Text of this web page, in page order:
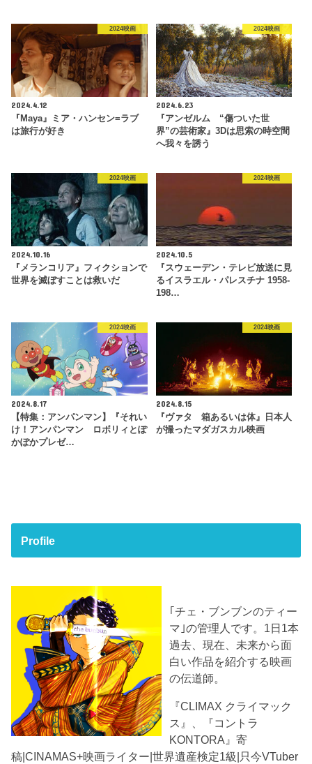
2024映画
2024.4.12
『Maya』ミア・ハンセン=ラブ
は旅行が好き
2024映画
2024.6.23
『アンゼルム “傷ついた世
界”の芸術家』3Dは思索の時空間
へ我々を誘う
2024映画
2024.10.16
『メランコリア』フィクションで
世界を滅ぼすことは救いだ
2024映画
2024.10.5
『スウェーデン・テレビ放送に見
るイスラエル・パレスチナ 1958-
198…
2024映画
2024.8.17
【特集：アンパンマン】『それい
け！アンパンマン ロボリィとぽ
かぽかプレゼ…
2024映画
2024.8.15
『ヴァタ 箱あるいは体』日本人
が撮ったマダガスカル映画
Profile
｢チェ・ブンブンのティー
マ｣の管理人です。1日1本
過去、現在、未来から面
白い作品を紹介する映画
の伝道師。
『CLIMAX クライマック
ス』、『コントラ
KONTORA』寄
稿|CINAMAS+映画ライター|世界遺産検定1級|只今VTuber